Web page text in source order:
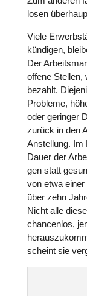
lo­sen
Viele
kündigen,
Der
offene Stellen,
bezahlt.
Probleme,
oder geringer
zurück in den
Anstel­lung. Im
Dauer der
gen statt
von etwa
über zehn
Nicht alle
chan­cen­los,
scheint sie